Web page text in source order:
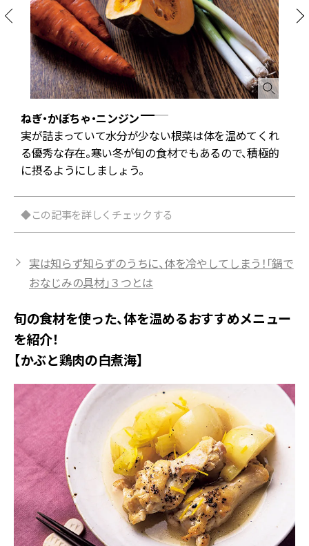
ねぎ・かぼちゃ・ニンジン
実が詰まっていて水分が少ない根菜は体を温めてくれ
る優秀な存在。寒い冬が旬の食材でもあるので、積極的
に摂るようにしましょう。
◆この記事を詳しくチェックする
実は知らず知らずのうちに、体を冷やしてしまう！「鍋で
おなじみの具材」３つとは
旬の食材を使った、体を温めるおすすめメニュー
を紹介！
【かぶと鶏肉の白煮海】